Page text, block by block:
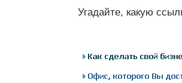
Угадайте, какую